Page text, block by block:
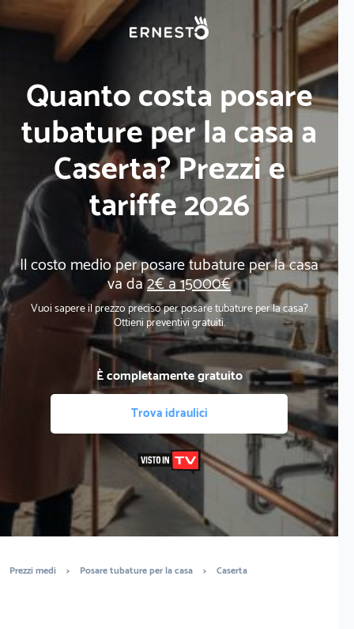
Quanto costa posare
tubature per la casa a
Caserta? Prezzi e
tariffe 2026
Il costo medio per posare tubature per la casa
va da2€ a 15000€
Vuoi sapere il prezzo preciso per posare tubature per la casa?
Ottieni preventivi gratuiti.
È completamente gratuito
Trova idraulici
Prezzi medi > Posare tubature per la casa > Caserta